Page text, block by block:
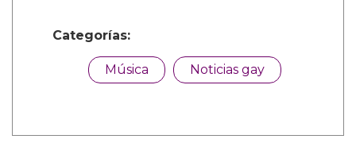
Categorías:
Música Noticias gay